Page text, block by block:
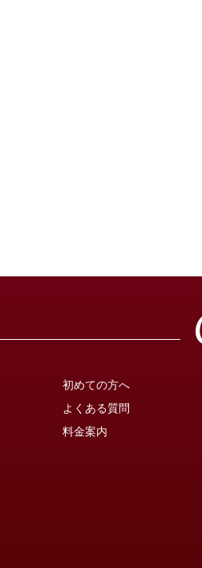
初めての方へ
よくある質問
料金案内